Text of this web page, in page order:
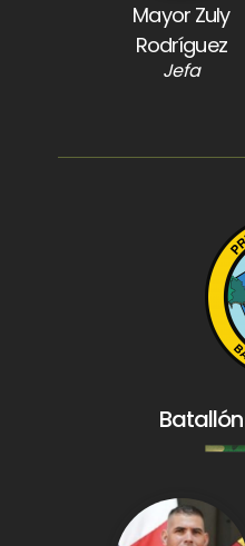
Mayor Zuly
Rodríguez
Jefa